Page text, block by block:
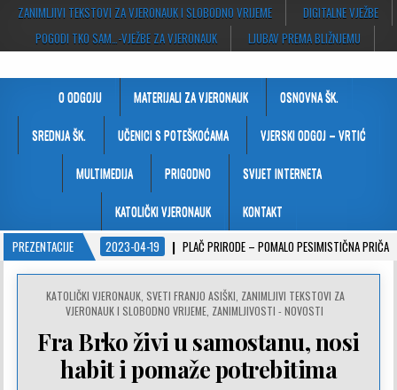
ZANIMLJIVI TEKSTOVI ZA VJERONAUK I SLOBODNO VRIJEME
DIGITALNE VJEŽBE
POGODI TKO SAM…-VJEŽBE ZA VJERONAUK
LJUBAV PREMA BLIŽNJEMU
VJERONAUČNI PORTAL
O ODGOJU MATERIJALI ZA VJERONAUK OSNOVNA ŠK.
SREDNJA ŠK. UČENICI S POTEŠKOĆAMA VJERSKI ODGOJ – VRTIĆ
MULTIMEDIJA PRIGODNO SVIJET INTERNETA
KATOLIČKI VJERONAUK
KONTAKT
PREZENTACIJE
2023-04-19 PLAČ PRIRODE – POMALO PESIMISTIČNA PRIČA
POSTED
KATOLIČKI VJERONAUK SVETI FRANJO ASIŠKI ZANIMLJIVI TEKSTOVI ZA
VJERONAUK I SLOBODNO VRIJEME, ZANIMLJIVOSTI - NOVOSTI
Fra Brko živi u samostanu, nosi
habit i pomaže potrebitima